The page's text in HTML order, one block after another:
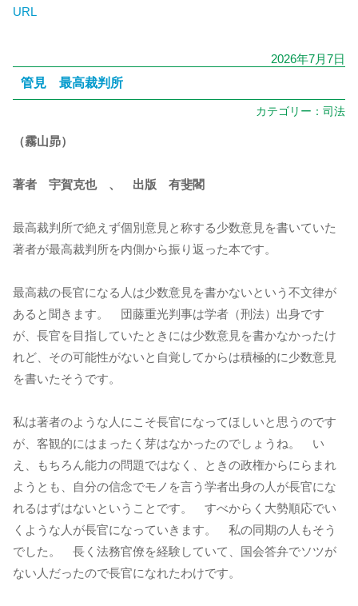
URL
2026年7月7日
管見 最高裁判所
カテゴリー： 司法
（霧山昴）
著者 宇賀克也 、 出版 有斐閣
最高裁判所で絶えず個別意見と称する少数意見を書いていた
著者が最高裁判所を内側から振り返った本です。
最高裁の長官になる人は少数意見を書かないという不文律が
あると聞きます。 団藤重光判事は学者（刑法）出身です
が、長官を目指していたときには少数意見を書かなかったけ
れど、その可能性がないと自覚してからは積極的に少数意見
を書いたそうです。
私は著者のような人にこそ長官になってほしいと思うのです
が、客観的にはまったく芽はなかったのでしょうね。 い
え、もちろん能力の問題ではなく、ときの政権からにらまれ
ようとも、自分の信念でモノを言う学者出身の人が長官にな
れるはずはないということです。 すべからく大勢順応でい
くような人が長官になっていきます。 私の同期の人もそう
でした。 長く法務官僚を経験していて、国会答弁でソツが
ない人だったので長官になれたわけです。